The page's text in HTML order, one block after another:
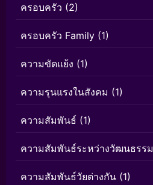
ครอบครัว (2)
ครอบครัว Family (1)
ความขัดแย้ง (1)
ความรุนแรงในสังคม (1)
ความสัมพันธ์ (1)
ความสัมพันธ์ระหว่างวัฒนธรรม
ความสัมพันธ์วัยต่างกัน (1)